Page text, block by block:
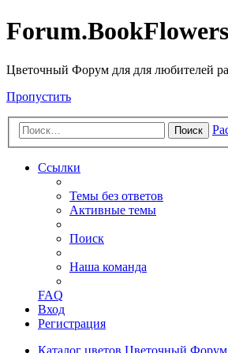
Цветочный Форум для для любителей
Пропустить
Поиск
Ссылки
Темы без ответов
Активные темы
Поиск
Наша команда
FAQ
Вход
Регистрация